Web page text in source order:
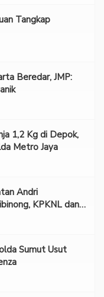
Tangkap
Beredar, JMP:
1,2 Kg di Depok,
Metro Jaya
Andri
KPKNL dan
Sumut Usut